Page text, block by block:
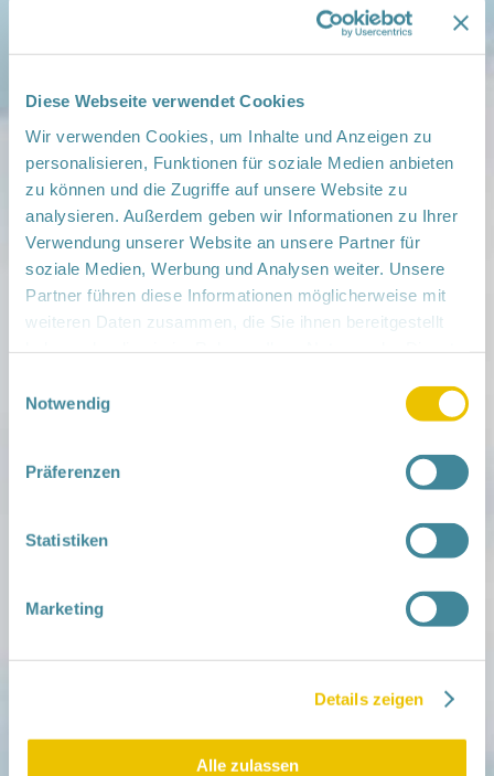
Diese Webseite verwendet Cookies
Wir verwenden Cookies, um Inhalte und Anzeigen zu
personalisieren, Funktionen für soziale Medien anbieten
zu können und die Zugriffe auf unsere Website zu
analysieren. Außerdem geben wir Informationen zu Ihrer
Verwendung unserer Website an unsere Partner für
soziale Medien, Werbung und Analysen weiter. Unsere
Partner führen diese Informationen möglicherweise mit
weiteren Daten zusammen, die Sie ihnen bereitgestellt
Notwendig
Präferenzen
Statistiken
Marketing
Details zeigen
Alle zulassen
Um Anmeldung wird
oder per Mail: mandy.schulz@oberhavel-
Veranstaltungsort:
Klinik Gransee, Dachgeschoss, Meseberger Weg
12-13, 16775 Gransee
› auf Google Maps anzeigen
teilen
Weitere Infos:
Infos für Familien
Netzwerk-Nachrichten
Aktuelle Termine